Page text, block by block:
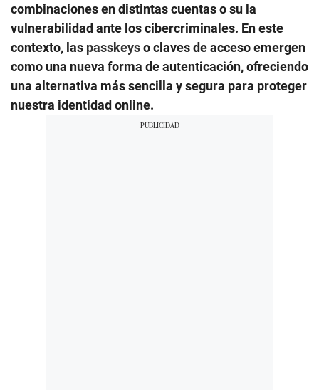
combinaciones en distintas cuentas o su la
vulnerabilidad ante los cibercriminales. En este
contexto, las passkeyso claves de acceso emergen
como una nueva forma de autenticación, ofreciendo
una alternativa más sencilla y segura para proteger
nuestra identidad online.